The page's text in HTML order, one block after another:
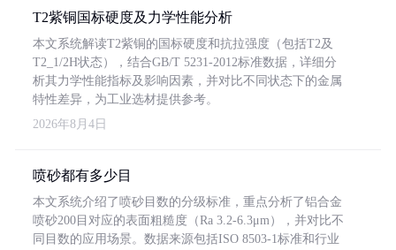
T2紫铜国标硬度及力学性能分析
本文系统解读T2紫铜的国标硬度和抗拉强度（包括T2及
T2_1/2H状态），结合GB/T 5231-2012标准数据，详细分
析其力学性能指标及影响因素，并对比不同状态下的金属
特性差异，为工业选材提供参考。
2026年8月4日
喷砂都有多少目
本文系统介绍了喷砂目数的分级标准，重点分析了铝合金
喷砂200目对应的表面粗糙度（Ra 3.2-6.3μm），并对比不
同目数的应用场景。数据来源包括ISO 8503-1标准和行业